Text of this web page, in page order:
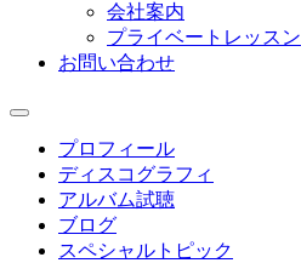
会社案内
プライベートレッスン
お問い合わせ
プロフィール
ディスコグラフィ
アルバム試聴
ブログ
スペシャルトピック